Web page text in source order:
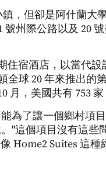
，但卻是阿什蘭大
州際公路以及 20
宿酒店，以當代設
全球 20 年來推出的
，美國共有 753 家
為了讓一個鄉村項
"這個項目沒有這些
Home2 Suites 這種